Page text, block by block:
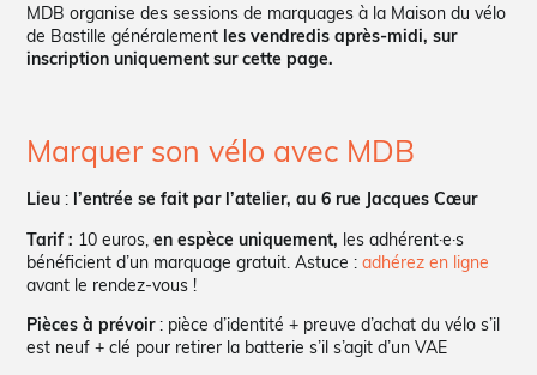
MDB organise des sessions de marquages à la Maison du vélo
de Bastille généralement les vendredis après-midi, sur
inscription uniquement sur cette page.
Marquer son vélo avec MDB
Lieu : l’entrée se fait par l’atelier, au 6 rue Jacques Cœur
Tarif : 10 euros,en espèce uniquement, les adhérent·e·s
bénéficient d’un marquage gratuit. Astuce :adhérez en ligne
avant le rendez-vous !
Pièces à prévoir: pièce d’identité + preuve d’achat du vélo s’il
est neuf + clé pour retirer la batterie s’il s’agit d’un VAE